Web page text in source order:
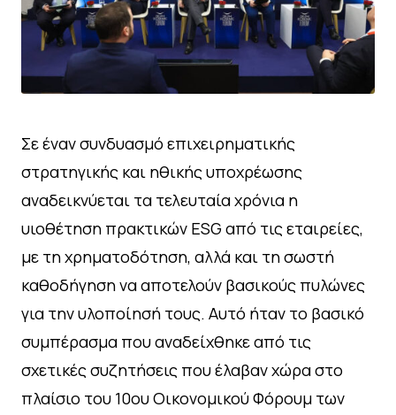
Σε έναν συνδυασμό επιχειρηματικής
στρατηγικής και ηθικής υποχρέωσης
αναδεικνύεται τα τελευταία χρόνια η
υιοθέτηση πρακτικών ESG από τις εταιρείες,
με τη χρηματοδότηση, αλλά και τη σωστή
καθοδήγηση να αποτελούν βασικούς πυλώνες
για την υλοποίησή τους. Αυτό ήταν το βασικό
συμπέρασμα που αναδείχθηκε από τις
σχετικές συζητήσεις που έλαβαν χώρα στο
πλαίσιο του 10oυ Οικονομικού Φόρουμ των